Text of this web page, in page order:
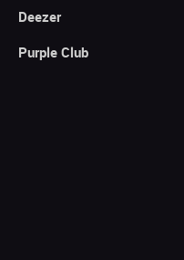
Deezer
Purple Club